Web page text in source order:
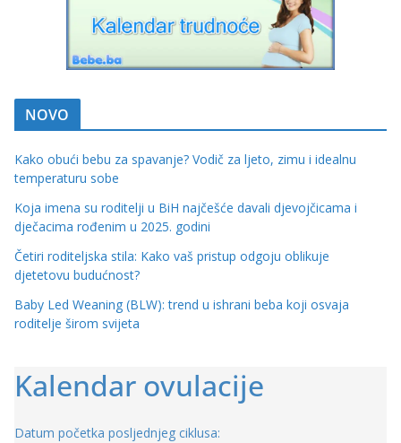
NOVO
Kako obući bebu za spavanje? Vodič za ljeto, zimu i idealnu
temperaturu sobe
Koja imena su roditelji u BiH najčešće davali djevojčicama i
dječacima rođenim u 2025. godini
Četiri roditeljska stila: Kako vaš pristup odgoju oblikuje
djetetovu budućnost?
Baby Led Weaning (BLW): trend u ishrani beba koji osvaja
roditelje širom svijeta
Kalendar ovulacije
Datum početka posljednjeg ciklusa: